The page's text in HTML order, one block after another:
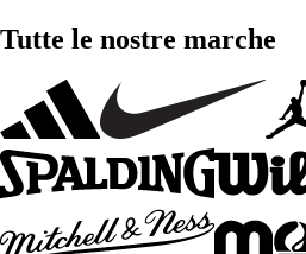
Tutte le nostre marche